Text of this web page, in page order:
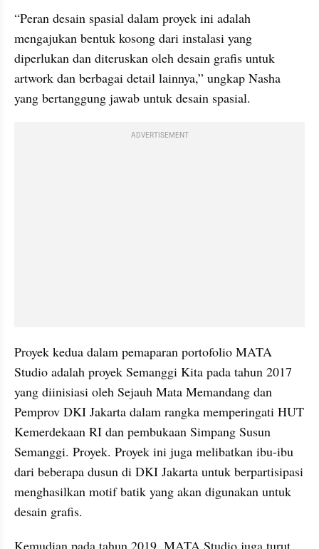
“Peran desain spasial dalam proyek ini adalah
mengajukan bentuk kosong dari instalasi yang
diperlukan dan diteruskan oleh desain grafis untuk
artwork dan berbagai detail lainnya,” ungkap Nasha
yang bertanggung jawab untuk desain spasial.
ADVERTISEMENT
Proyek kedua dalam pemaparan portofolio MATA
Studio adalah proyek Semanggi Kita pada tahun 2017
yang diinisiasi oleh Sejauh Mata Memandang dan
Pemprov DKI Jakarta dalam rangka memperingati HUT
Kemerdekaan RI dan pembukaan Simpang Susun
Semanggi. Proyek. Proyek ini juga melibatkan ibu-ibu
dari beberapa dusun di DKI Jakarta untuk berpartisipasi
menghasilkan motif batik yang akan digunakan untuk
desain grafis.